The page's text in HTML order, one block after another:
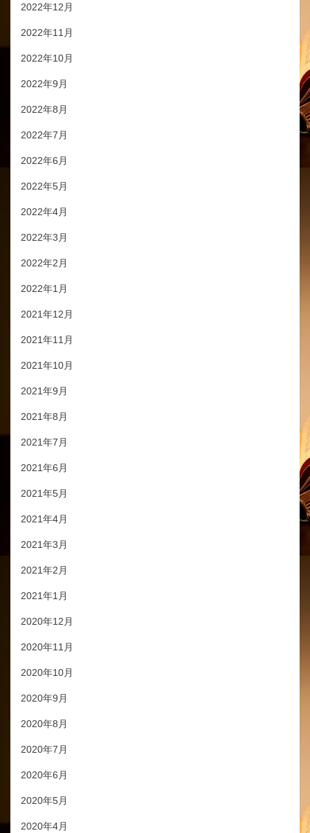
2022年12月
2022年11月
2022年10月
2022年9月
2022年8月
2022年7月
2022年6月
2022年5月
2022年4月
2022年3月
2022年2月
2022年1月
2021年12月
2021年11月
2021年10月
2021年9月
2021年8月
2021年7月
2021年6月
2021年5月
2021年4月
2021年3月
2021年2月
2021年1月
2020年12月
2020年11月
2020年10月
2020年9月
2020年8月
2020年7月
2020年6月
2020年5月
2020年4月